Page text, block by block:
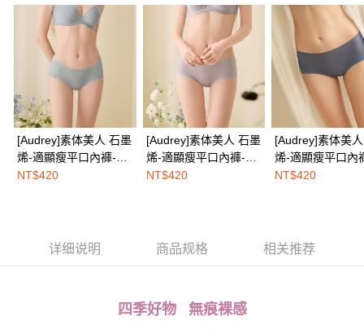
三、聲明條款
「AFTEE先享後付」(下稱本服務)乃由恩沛科技股份有限公司(下稱 AFTEE )
所提供，並由 AFTEE 向您收取款項。因使用本服務所須提供之個人資料(包
含但不限於訂購人姓名、電話，收件人姓名、電話、收件地址)，將交付予
AFTEE 於本服務必要服務範圍內運用。關於 AFTEE 對於個人資料之蒐集、
處理、利用，詳參 AFTEE 官網之『個人資料蒐集、處理及利用告知聲明』
（https://aftee.tw/privacypolicy/）。
若款項超過繳費期限，將根據當次的金額加收年利率 16% 的逾期滯納金。
未成年的使用者，請事先徵得法定代理人或監護人之同意方可使用
AFTEE。
料，請勿選用本服務。
EASY SHOP門市速取
海外配送
[Audrey]素体美人 石墨
烯-適顯瘦平口內褲-莫
蘭綠
NT$420
[Audrey]素体美人 石墨
烯-適顯瘦平口內褲-銀
光灰
NT$420
[Audrey]素体美人 石
烯-適顯瘦平口內
海藍
NT$420
详细说明 商品规格 相关推荐
四季好物 無痕裸感